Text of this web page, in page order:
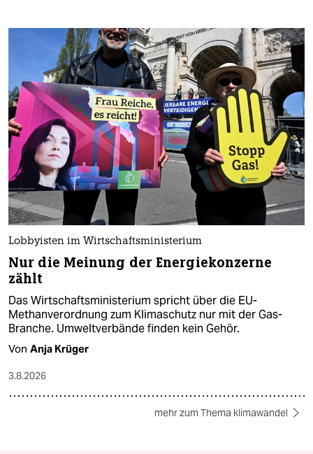
Lobbyisten im Wirtschaftsministerium
Nur die Meinung der Energiekonzerne
zählt
Das Wirtschaftsministerium spricht über die EU-
Methanverordnung zum Klimaschutz nur mit der Gas-
Branche. Umweltverbände finden kein Gehör.
Von Anja Krüger
3.8.2026
mehr zum Thema klimawandel